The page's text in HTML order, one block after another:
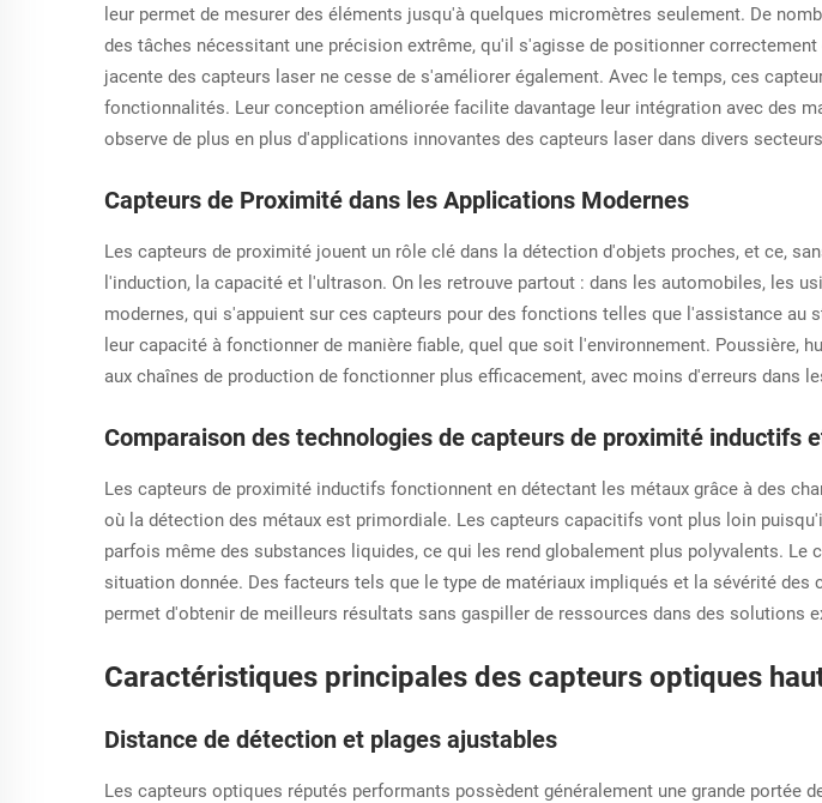
leur permet de mesurer des éléments jusqu'à quelques micromètres seulement. De
des tâches nécessitant une précision extrême, qu'il s'agisse de positionner
jacente des capteurs laser ne cesse de s'améliorer également. Avec le temps, ces
fonctionnalités. Leur conception améliorée facilite davantage leur intégration avec des
observe de plus en plus d'applications innovantes des capteurs laser dans divers
Capteurs de Proximité dans les Applications Modernes
Les capteurs de proximité jouent un rôle clé dans la détection d'objets proches, et ce,
l'induction, la capacité et l'ultrason. On les retrouve partout : dans les automobiles, les
modernes, qui s'appuient sur ces capteurs pour des fonctions telles que l'assistance
leur capacité à fonctionner de manière fiable, quel que soit l'environnement.
aux chaînes de production de fonctionner plus efficacement, avec moins d'erreurs dans
Comparaison des technologies de capteurs de proximité inductifs
Les capteurs de proximité inductifs fonctionnent en détectant les métaux grâce à des
où la détection des métaux est primordiale. Les capteurs capacitifs vont plus loin
parfois même des substances liquides, ce qui les rend globalement plus polyvalents.
situation donnée. Des facteurs tels que le type de matériaux impliqués et la sévérité
permet d'obtenir de meilleurs résultats sans gaspiller de ressources dans des solutions
Caractéristiques principales des capteurs optiques
Distance de détection et plages ajustables
Les capteurs optiques réputés performants possèdent généralement une grande